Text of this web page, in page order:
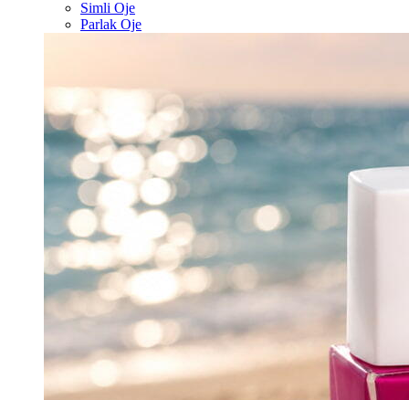
Simli Oje
Parlak Oje